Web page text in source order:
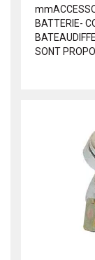
BATTERIE-
SONT